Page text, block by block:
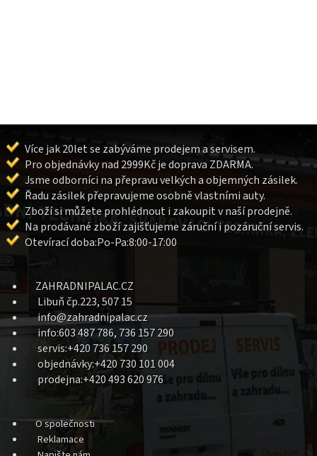
Více jak 20let se zabýváme prodejem a servisem.
Pro objednávky nad 2999Kč je doprava ZDARMA.
Jsme odborníci na přepravu velkých a objemných zásilek.
Řadu zásilek přepravujeme osobně vlastními auty.
Zboží si můžete prohlédnout i zakoupit v naší prodejně.
Na prodávané zboží zajišťujeme záruční i pozáruční servis.
Otevírací doba:Po-Pa:8:00-17:00
ZAHRADNIPALAC.CZ
Libuň čp.223, 507 15
info@zahradnipalac.cz
info:603 487 786, 736 157 290
servis:+420 736 157 290
objednávky:+420 730 101 004
prodejna:+420 493 620 976
O společnosti
Reklamace